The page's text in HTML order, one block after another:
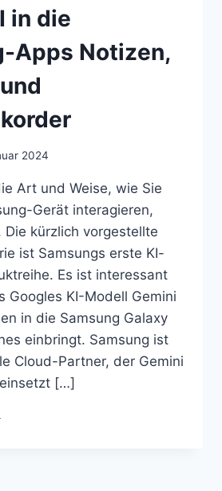
in die
Apps Notizen,
2024
Art und Weise, wie Sie
Gerät interagieren,
Die kürzlich vorgestellte
ist Samsungs erste KI-
Es ist interessant
Googles KI-Modell Gemini
in die Samsung Galaxy
einbringt. Samsung ist
Cloud-Partner, der Gemini
[…]